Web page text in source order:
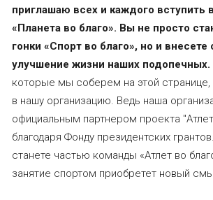
приглашаю всех и каждого вступить
«Планета во благо». Вы не просто
гонки «Спорт во благо», но и внесете
улучшение жизни наших подопечных.
которые мы соберем на этой странице,
в нашу организацию. Ведь наша
официальным партнером проекта
благодаря Фонду президентских
станете частью команды «Атлет во
занятие спортом приобретет новый